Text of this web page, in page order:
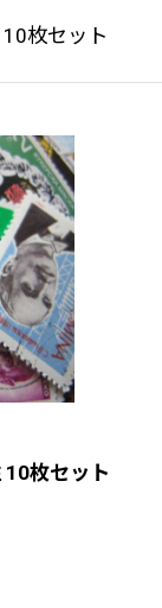
枚セット
枚セット